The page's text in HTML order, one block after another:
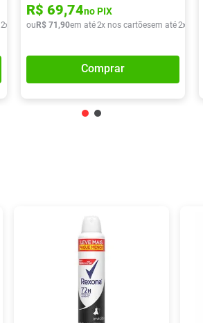
2x de R$ 36,20
R$ 69,74no PIX
ouR$ 71 ,90em até2x nos cartõesem até2x de
Comprar